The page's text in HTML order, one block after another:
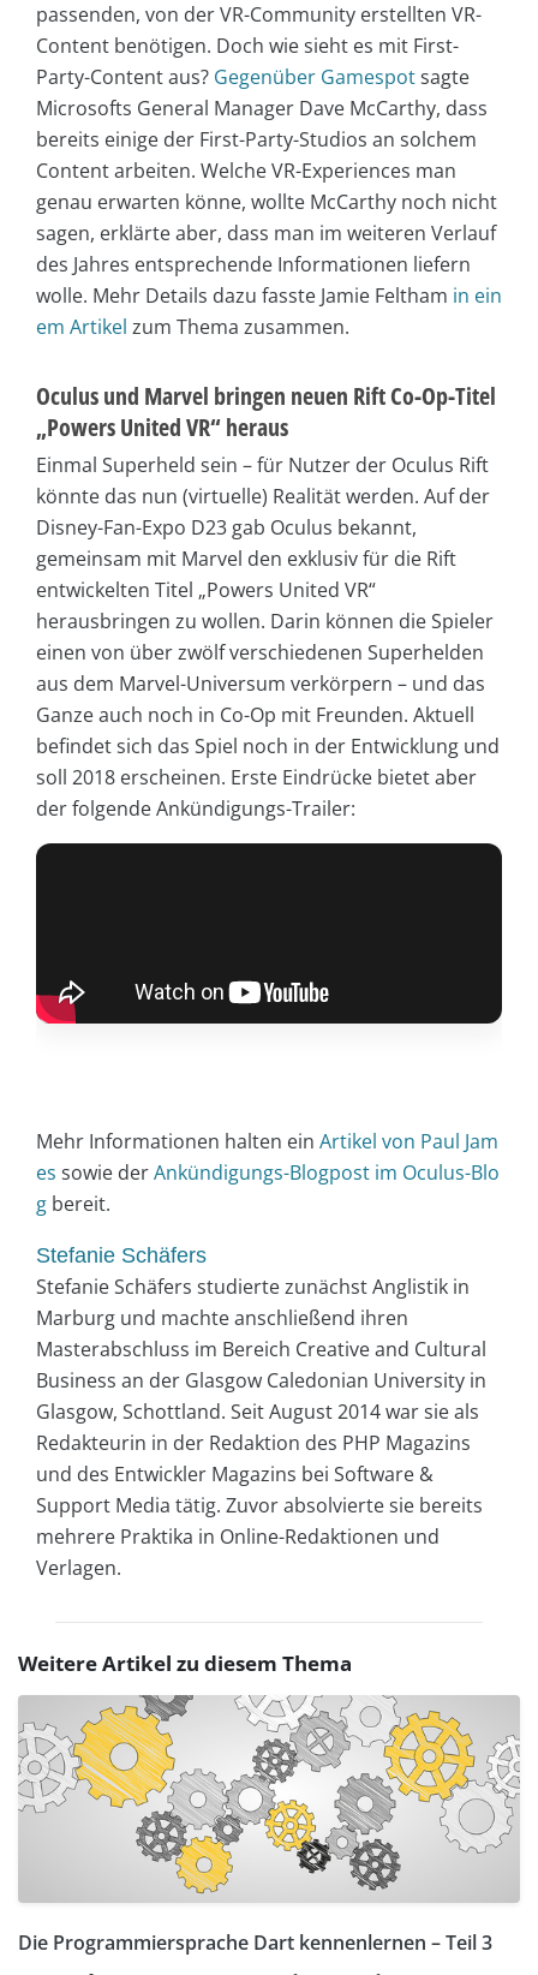
passenden, von der VR-Community erstellten VR-
Content benötigen. Doch wie sieht es mit First-
Party-Content aus? Gegenüber Gamespotsagte
Microsofts General Manager Dave McCarthy, dass
bereits einige der First-Party-Studios an solchem
Content arbeiten. Welche VR-Experiences man
genau erwarten könne, wollte McCarthy noch nicht
sagen, erklärte aber, dass man im weiteren Verlauf
des Jahres entsprechende Informationen liefern
wolle. Mehr Details dazu fasste Jamie Feltham in ein
em Artikel zum Thema zusammen.
Oculus und Marvel bringen neuen Rift Co-Op-Titel
„Powers United VR“ heraus
Einmal Superheld sein – für Nutzer der Oculus Rift
könnte das nun (virtuelle) Realität werden. Auf der
Disney-Fan-Expo D23 gab Oculus bekannt,
gemeinsam mit Marvel den exklusiv für die Rift
entwickelten Titel „Powers United VR“
herausbringen zu wollen. Darin können die Spieler
einen von über zwölf verschiedenen Superhelden
aus dem Marvel-Universum verkörpern – und das
Ganze auch noch in Co-Op mit Freunden. Aktuell
befindet sich das Spiel noch in der Entwicklung und
soll 2018 erscheinen. Erste Eindrücke bietet aber
der folgende Ankündigungs-Trailer:
Mehr Informationen halten ein Artikel von Paul Jam
es sowie derAnkündigungs-Blogpost im Oculus-Blo
g bereit.
Stefanie Schäfers
Stefanie Schäfers studierte zunächst Anglistik in
Marburg und machte anschließend ihren
Masterabschluss im Bereich Creative and Cultural
Business an der Glasgow Caledonian University in
Glasgow, Schottland. Seit August 2014 war sie als
Redakteurin in der Redaktion des PHP Magazins
und des Entwickler Magazins bei Software &
Support Media tätig. Zuvor absolvierte sie bereits
mehrere Praktika in Online-Redaktionen und
Verlagen.
Weitere Artikel zu diesem Thema
Die Programmiersprache Dart kennenlernen – Teil 3